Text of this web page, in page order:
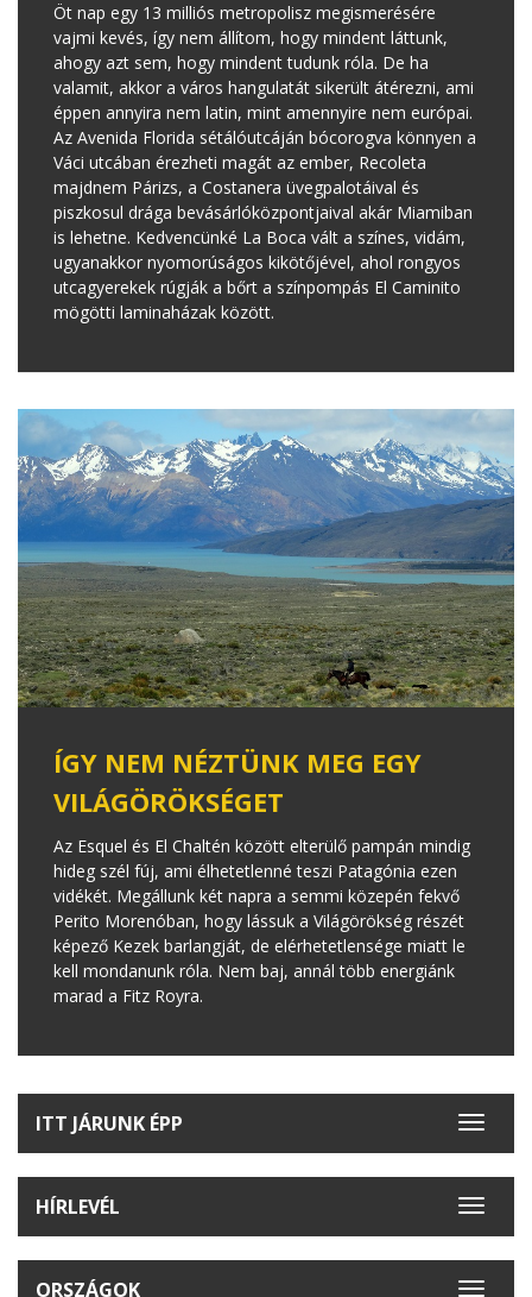
Öt nap egy 13 milliós metropolisz megismerésére
vajmi kevés, így nem állítom, hogy mindent láttunk,
ahogy azt sem, hogy mindent tudunk róla. De ha
valamit, akkor a város hangulatát sikerült átérezni, ami
éppen annyira nem latin, mint amennyire nem európai.
Az Avenida Florida sétálóutcáján bócorogva könnyen a
Váci utcában érezheti magát az ember, Recoleta
majdnem Párizs, a Costanera üvegpalotáival és
piszkosul drága bevásárlóközpontjaival akár Miamiban
is lehetne. Kedvencünké La Boca vált a színes, vidám,
ugyanakkor nyomorúságos kikötőjével, ahol rongyos
utcagyerekek rúgják a bőrt a színpompás El Caminito
mögötti laminaházak között.
ÍGY NEM NÉZTÜNK MEG EGY
VILÁGÖRÖKSÉGET
Az Esquel és El Chaltén között elterülő pampán mindig
hideg szél fúj, ami élhetetlenné teszi Patagónia ezen
vidékét. Megállunk két napra a semmi közepén fekvő
Perito Morenóban, hogy lássuk a Világörökség részét
képező Kezek barlangját, de elérhetetlensége miatt le
kell mondanunk róla. Nem baj, annál több energiánk
marad a Fitz Royra.
Toggle
ITT JÁRUNK ÉPP
Toggle
HÍRLEVÉL
Toggle
ORSZÁGOK